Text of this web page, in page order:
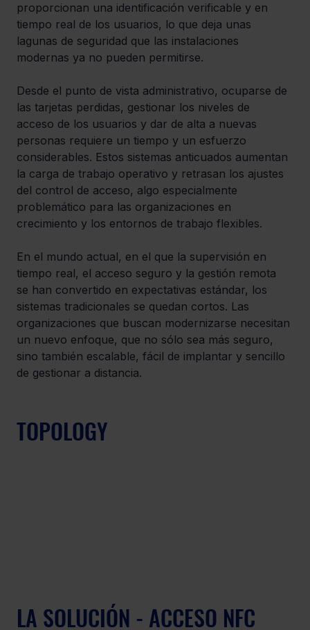
proporcionan una identificación verificable y en
tiempo real de los usuarios, lo que deja unas
lagunas de seguridad que las instalaciones
modernas ya no pueden permitirse.
Desde el punto de vista administrativo, ocuparse de
las tarjetas perdidas, gestionar los niveles de
acceso de los usuarios y dar de alta a nuevas
personas requiere un tiempo y un esfuerzo
considerables. Estos sistemas anticuados aumentan
la carga de trabajo operativo y retrasan los ajustes
del control de acceso, algo especialmente
problemático para las organizaciones en
crecimiento y los entornos de trabajo flexibles.
En el mundo actual, en el que la supervisión en
tiempo real, el acceso seguro y la gestión remota
se han convertido en expectativas estándar, los
sistemas tradicionales se quedan cortos. Las
organizaciones que buscan modernizarse necesitan
un nuevo enfoque, que no sólo sea más seguro,
sino también escalable, fácil de implantar y sencillo
de gestionar a distancia.
TOPOLOGY
LA SOLUCIÓN - ACCESO NFC